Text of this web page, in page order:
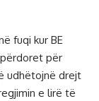
fuqi kur BE
përdoret për
udhëtojnë drejt
e lirë të